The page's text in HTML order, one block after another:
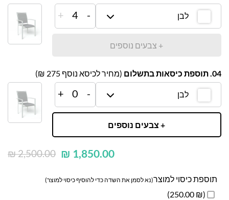
לבן -
4
+
+ צבעים נוספים
04. תוספת כיסאות בתשלום (מחיר לכיסא נוסף 275
₪)
לבן -
0
+
+ צבעים נוספים
₪2,500.00 ₪ 1,850.00
תוספת כיסוי למוצר(נא לסמן את השדה כדי להוסיף כיסוי למוצר)
(₪ 250.00)